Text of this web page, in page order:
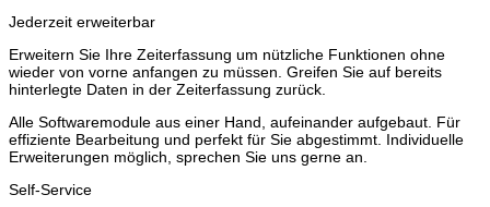
Jederzeit erweiterbar
Erweitern Sie Ihre Zeiterfassung um nützliche Funktionen ohne
wieder von vorne anfangen zu müssen. Greifen Sie auf bereits
hinterlegte Daten in der Zeiterfassung zurück.
Alle Softwaremodule aus einer Hand, aufeinander aufgebaut. Für
effiziente Bearbeitung und perfekt für Sie abgestimmt. Individuelle
Erweiterungen möglich, sprechen Sie uns gerne an.
Self-Service